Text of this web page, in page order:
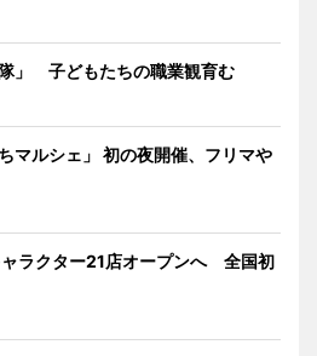
」 子どもたちの職業観育む
マルシェ」 初の夜開催、フリマや
ャラクター21店オープンへ 全国初